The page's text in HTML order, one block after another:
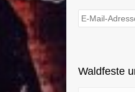
Waldfeste